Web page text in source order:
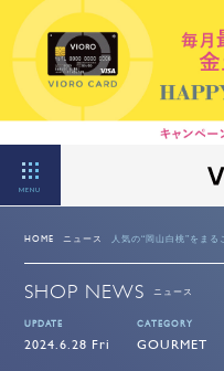
MENU
HOME ニュース 人気の“岡山白桃”をま
SHOP NEWS ニュース
UPDATE
2024.6.28 Fri
CATEGORY
GOURMET